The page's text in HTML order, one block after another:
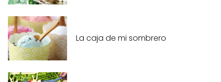
La caja de mi sombrero